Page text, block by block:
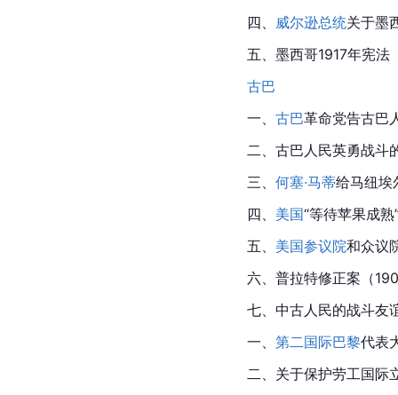
四、 威尔逊总统关于墨
五、墨西哥1917年宪法
古巴
一、 古巴革命党告古巴
二、古巴人民英勇战斗
三、 何塞·马蒂给马纽埃
四、 美国“等待苹果成熟
五、 美国参议院和众议
六、普拉特修正案（
七、中古人民的战斗友
一、 第二国际巴黎代表
二、关于保护劳工国际